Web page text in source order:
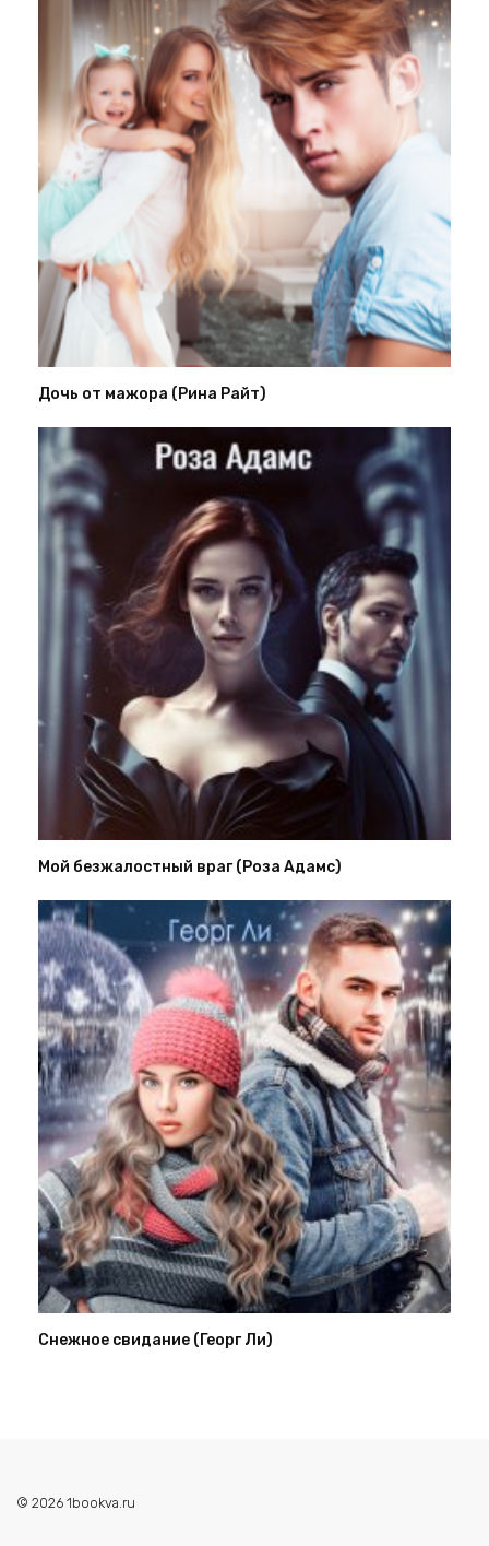
Дочь от мажора (Рина Райт)
Мой безжалостный враг (Роза Адамс)
Снежное свидание (Георг Ли)
© 2026 1bookva.ru